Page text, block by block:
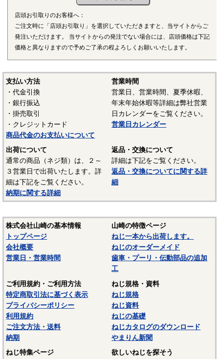
店頭お引取りのお客様へ：
ご注文時に「店頭お引取り」を選択していただきますと、当サイトからご
発注いただけます。 当サイトからの発注でない場合には、店頭価格は下記
価格と異なりますので予めご了承の程よろしくお願いいたします。
支払い方法
・代金引換
・銀行振込
・掛売取引
・クレジットカード
商品代金のお支払いについて
営業時間
営業日、営業時間、夏季休暇、
年末年始休暇等詳細は弊社営業
日カレンダーをご覧ください。
営業日カレンダー
出荷について
通常の商品（ネジ類）は、２～
３営業日で出荷いたします。詳
細は下記をご覧ください。
納期に関する詳細
返品・交換について
詳細は下記をご覧ください。
返品・交換についてに関する詳
細
株式会社山崎の基本情報
トップページ
会社概要
営業日・営業時間
山崎の特徴ページ
ねじ一本から出荷します。
ねじのオーダーメイド
歯車・プーリ・伝動部品の追加
工
ご利用規約・ご利用方法
特定商取引法に基づく表示
プライバシーポリシー
利用規約
ご注文方法・送料
納期
ねじ規格・資料
ねじ規格
ねじ資料
ねじの基礎
ねじカタログのダウンロード
やまりん新聞
ねじ特集ページ
欲しいねじを探そう